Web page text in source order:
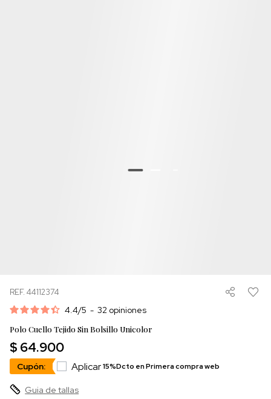
REF. 44112374
4.4/5 - 32 opiniones
Polo Cuello Tejido Sin Bolsillo Unicolor
$ 64.900
Cupón: Aplicar15%Dcto en Primera compra web
Guia de tallas